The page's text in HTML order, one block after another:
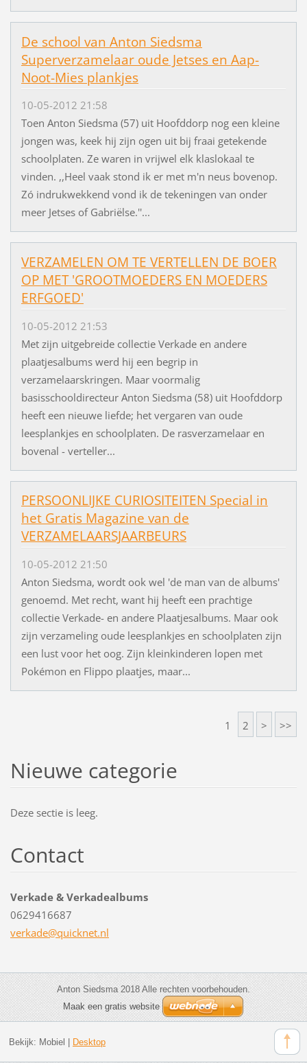
De school van Anton Siedsma
Superverzamelaar oude Jetses en Aap-
Noot-Mies plankjes
10-05-2012 21:58
Toen Anton Siedsma (57) uit Hoofddorp nog een kleine
jongen was, keek hij zijn ogen uit bij fraai getekende
schoolplaten. Ze waren in vrijwel elk klaslokaal te
vinden. ,,Heel vaak stond ik er met m'n neus bovenop.
Zó indrukwekkend vond ik de tekeningen van onder
meer Jetses of Gabriëlse.''...
VERZAMELEN OM TE VERTELLEN DE BOER
OP MET 'GROOTMOEDERS EN MOEDERS
ERFGOED'
10-05-2012 21:53
Met zijn uitgebreide collectie Verkade en andere
plaatjesalbums werd hij een begrip in
verzamelaarskringen. Maar voormalig
basisschooldirecteur Anton Siedsma (58) uit Hoofddorp
heeft een nieuwe liefde; het vergaren van oude
leesplankjes en schoolplaten. De rasverzamelaar en
bovenal - verteller...
PERSOONLIJKE CURIOSITEITEN Special in
het Gratis Magazine van de
VERZAMELAARSJAARBEURS
10-05-2012 21:50
Anton Siedsma, wordt ook wel 'de man van de albums'
genoemd. Met recht, want hij heeft een prachtige
collectie Verkade- en andere Plaatjesalbums. Maar ook
zijn verzameling oude leesplankjes en schoolplaten zijn
een lust voor het oog. Zijn kleinkinderen lopen met
Pokémon en Flippo plaatjes, maar...
1 2 > >>
Nieuwe categorie
Deze sectie is leeg.
Contact
Verkade & Verkadealbums
0629416687
verkade@quicknet.nl
Anton Siedsma 2018 Alle rechten voorbehouden.
Maak een gratis website
Bekijk: Mobiel Desktop